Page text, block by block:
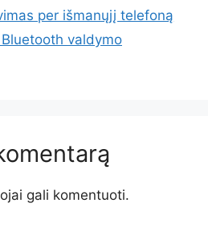
per išmanųjį telefoną
Bluetooth valdymo
gali komentuoti.